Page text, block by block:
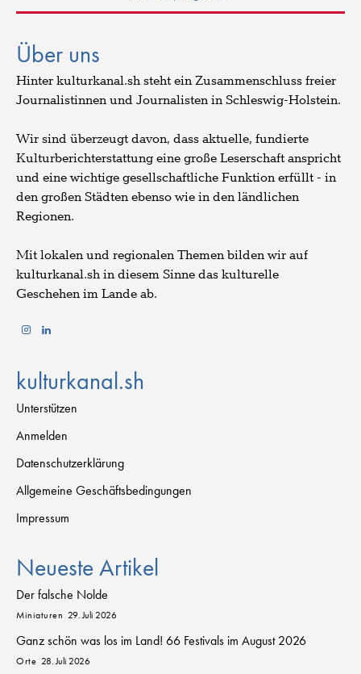
Über uns
Hinter kulturkanal.sh steht ein Zusammenschluss freier
Journalistinnen und Journalisten in Schleswig-Holstein.
Wir sind überzeugt davon, dass aktuelle, fundierte
Kulturberichterstattung eine große Leserschaft anspricht
und eine wichtige gesellschaftliche Funktion erfüllt - in
den großen Städten ebenso wie in den ländlichen
Regionen.
Mit lokalen und regionalen Themen bilden wir auf
kulturkanal.sh in diesem Sinne das kulturelle
Geschehen im Lande ab.
kulturkanal.sh
Unterstützen
Anmelden
Datenschutzerklärung
Allgemeine Geschäftsbedingungen
Impressum
Neueste Artikel
Der falsche Nolde
Miniaturen 29. Juli 2026
Ganz schön was los im Land! 66 Festivals im August 2026
Orte 28. Juli 2026